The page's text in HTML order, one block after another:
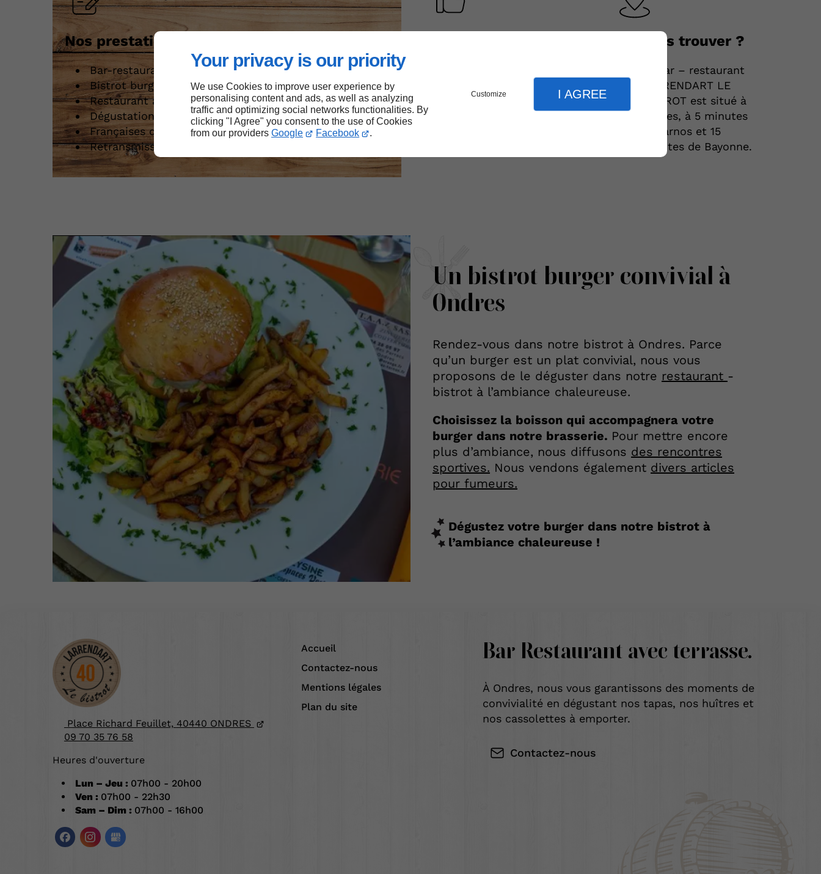
Your privacy is our priority
We use Cookies to improve user experience by
personalising content and ads, as well as analyzing
traffic and optimizing social networks functionalities. By
clicking "I Agree" you consent to the use of Cookies
from our providers Google Facebook .
Customize I AGREE
Nos prestations
Bar-restaurant / brasserie/ bar à tapas
Bistrot burgers
Restaurant avec terrasse
Dégustation d’huîtres
Françaises des jeux/ tabac PMU
Retransmission sportive
Retransmission
Où nous trouver ?
Le bar – restaurant
LARRENDART LE
BISTROT est situé à
Ondres, à 5 minutes
de Tarnos et 15
minutes de Bayonne.
Un bistrot burger convivial à
Ondres
Rendez-vous dans notre bistrot à Ondres. Parce
qu’un burger est un plat convivial, nous vous
proposons de le déguster dans notre restaurant -
bistrot à l’ambiance chaleureuse.
Choisissez la boisson qui accompagnera votre
burger dans notre brasserie. Pour mettre encore
plus d’ambiance, nous diffusons des rencontres
sportives. Nous vendons également divers articles
pour fumeurs.
Dégustez votre burger dans notre bistrot à
l’ambiance chaleureuse !
Place Richard Feuillet, 40440 ONDRES
09 70 35 76 58
Heures d'ouverture
Lun – Jeu : 07h00 - 20h00
Ven : 07h00 - 22h30
Sam – Dim : 07h00 - 16h00
Accueil
Contactez-nous
Mentions légales
Plan du site
Bar Restaurant avec terrasse.
À Ondres, nous vous garantissons des moments de
convivialité en dégustant nos tapas, nos huîtres et
nos cassolettes à emporter.
Contactez-nous